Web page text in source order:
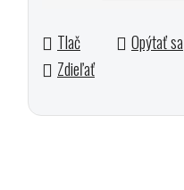
Jednotková cena:
Tlač Opýtať sa
Zdieľať